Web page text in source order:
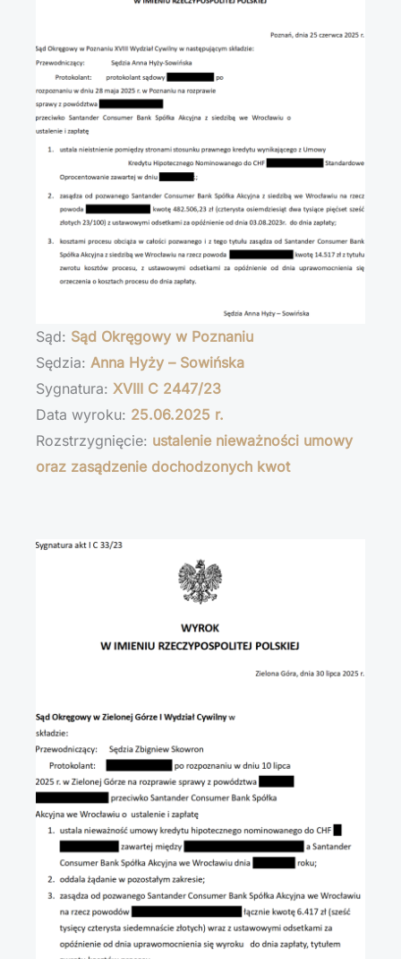
Sąd: Sąd Okręgowy w Poznaniu
Sędzia: Anna Hyży – Sowińska
Sygnatura: XVIII C 2447/23
Data wyroku: 25.06.2025 r.
Rozstrzygnięcie: ustalenie nieważności umowy
oraz zasądzenie dochodzonych kwot